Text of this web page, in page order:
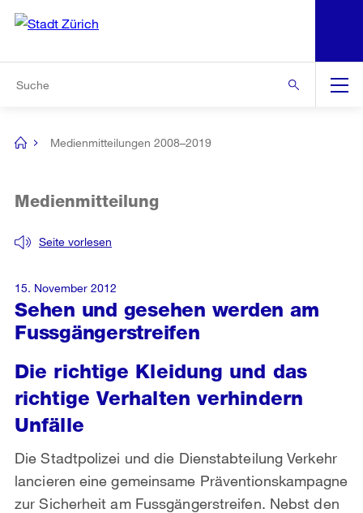
Navigation
[no
Medienmitteilungen 2008–2019
Sehen und gesehen werden am
Fussgängerstreifen
Seite vorlesen
Medienmitteilung
Die richtige Kleidung und das
richtige Verhalten verhindern
Unfälle
Die Stadtpolizei und die Dienstabteilung Verkehr
lancieren eine gemeinsame Präventionskampagne
zur Sicherheit am Fussgängerstreifen. Nebst den
15. November 2012